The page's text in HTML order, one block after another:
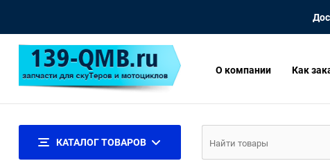
О компании Как
КАТАЛОГ ТОВАРОВ